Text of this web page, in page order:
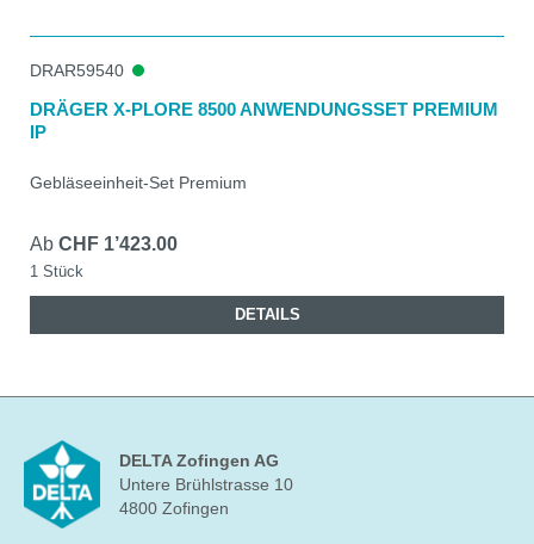
DRAR59540
DRÄGER X-PLORE 8500 ANWENDUNGSSET PREMIUM
IP
Gebläseeinheit-Set Premium
Ab CHF 1’423.00
1 Stück
DETAILS
DELTA Zofingen AG
Untere Brühlstrasse 10
4800 Zofingen